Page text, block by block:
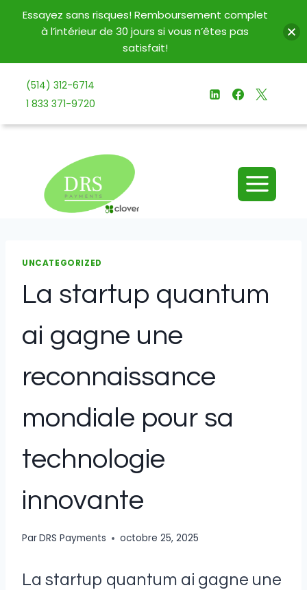
contenu
(514) 312-6714
1 833 371-9720
UNCATEGORIZED
La startup quantum
ai gagne une
reconnaissance
mondiale pour sa
technologie
innovante
ParDRS Payments octobre 25, 2025
La startup quantum ai gagne une
Essayez sans risques! Remboursement complet
à l’intérieur de 30 jours si vous n’êtes pas
satisfait!